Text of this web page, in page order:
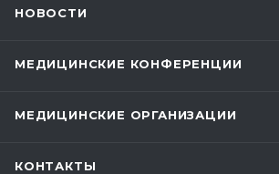
НОВОСТИ
МЕДИЦИНСКИЕ КОНФЕРЕНЦИИ
МЕДИЦИНСКИЕ ОРГАНИЗАЦИИ
КОНТАКТЫ